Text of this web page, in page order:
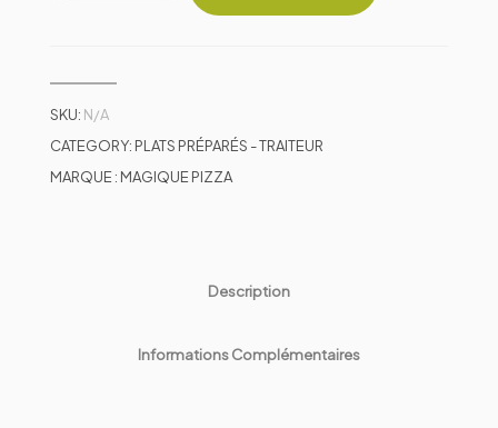
SKU: N/A
CATEGORY: PLATS PRÉPARÉS - TRAITEUR
MARQUE : MAGIQUE PIZZA
Description
Informations Complémentaires